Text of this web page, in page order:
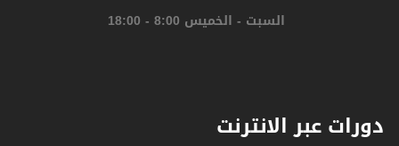
السبت - الخميس 8:00 - 18:00
دورات عبر الانترنت